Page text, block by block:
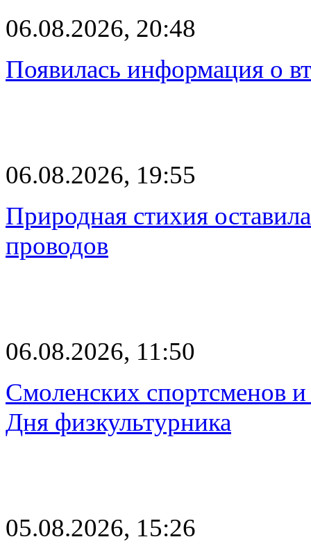
06.08.2026, 20:48
Появилась информация о
06.08.2026, 19:55
Природная стихия
проводов
06.08.2026, 11:50
Смоленских спортсменов
Дня физкультурника
05.08.2026, 15:26